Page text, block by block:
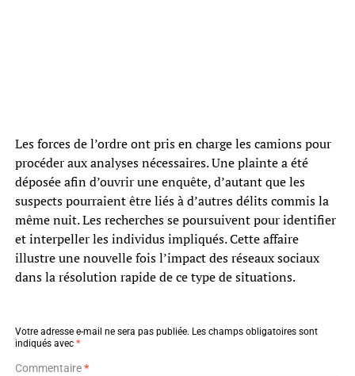
Les forces de l’ordre ont pris en charge les camions pour
procéder aux analyses nécessaires. Une plainte a été
déposée afin d’ouvrir une enquête, d’autant que les
suspects pourraient être liés à d’autres délits commis la
même nuit. Les recherches se poursuivent pour identifier
et interpeller les individus impliqués. Cette affaire
illustre une nouvelle fois l’impact des réseaux sociaux
dans la résolution rapide de ce type de situations.
Votre adresse e-mail ne sera pas publiée. Les champs obligatoires sont
indiqués avec *
Commentaire*